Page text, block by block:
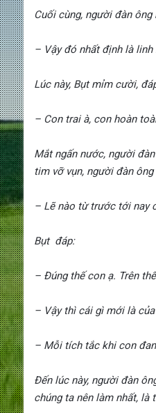
Cuối cùng, người đàn
– Vậy đó nhất định là
Lúc này, Bụt mỉm cười,
– Con trai à, con hoàn
Mắt ngấn nước, người
tim vỡ vụn, người đàn
– Lẽ nào từ trước tới nay
Bụt đáp:
– Đúng thế con ạ. Trên
– Vậy thì cái gì mới là
– Mỗi tích tắc khi con
Đến lúc này, người đàn
chúng ta nên làm nhất, là